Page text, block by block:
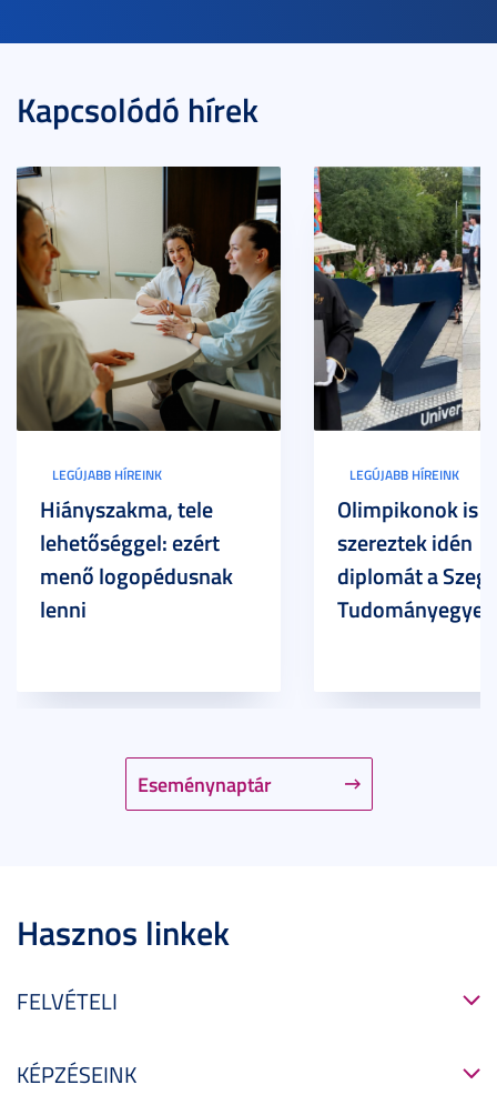
Kapcsolódó hírek
Eseménynaptár
LEGÚJABB HÍREINK
Hiányszakma, tele
lehetőséggel: ezért
menő logopédusnak
lenni
LEGÚJABB HÍREINK
Olimpikonok is
szereztek idén
diplomát a
Hasznos linkek
FELVÉTELI
KÉPZÉSEINK